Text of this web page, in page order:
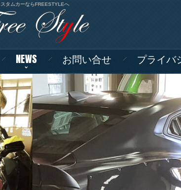
スタムカーならFREESTYLEへ
NEWS お問い合せ プライバ